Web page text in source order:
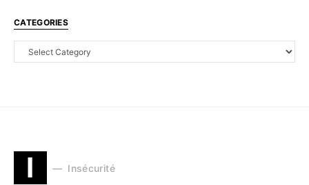
CATEGORIES
I Insécurité